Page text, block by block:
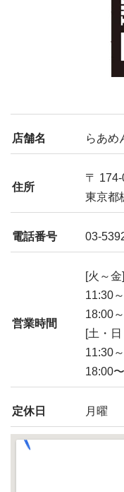
店舗名 らあめ
住所
〒
東京都
電話番号 03-
営業時間
[火～金]
11:30
18:00
[土・日
11:30
18:00
定休日 月曜